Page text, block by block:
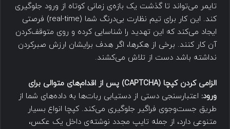
تایمر می‌تواند تا گذشت یک بازه‌ی زمانی کوتاه از ورود جلوگیری
کند. این کار برای تیم نظارت بی‌درنگ شما (real-time) فرصتی
ایجاد می‌کند که این تهدید را شناسایی کرده و روی متوقف‌کردن
آن کار کنند. برخی از هکرها، اگر هدف برایشان ارزش صبرکردن
نداشته باشد دست از تلاش می‌کشند.
الزامی کردن کپچا (CAPTCHA) پس از اقدام‌های متوالی برای
ورود: اعتبارسنجی دستی از دستیابی ربات‌ها به داده‌های شما از
طریق جست‌وجوی فراگیر جلوگیری می‌کند. کپچا انواع بسیار
متنوعی دارد، از جمله تایپ مجدد نوشته‌ی داخل یک عکس،